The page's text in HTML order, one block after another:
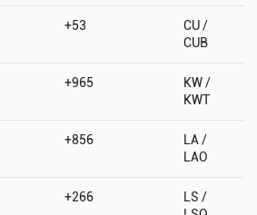
+53
CU /
CUB
+965
KW /
KWT
+856
LA /
LAO
+266
LS /